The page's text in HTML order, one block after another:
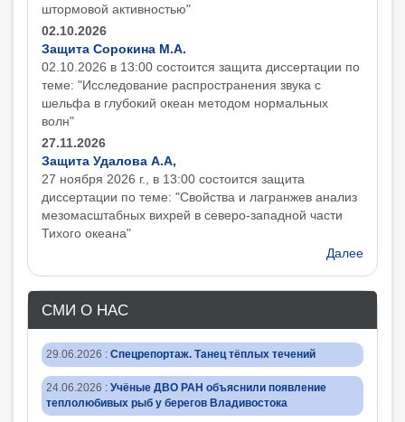
штормовой активностью"
02.10.2026
Защита Сорокина М.А.
02.10.2026 в 13:00 состоится защита диcсертации по
теме: "Исследование распространения звука с
шельфа в глубокий океан методом нормальных
волн"
27.11.2026
Защита Удалова А.А,
27 ноября 2026 г., в 13:00 состоится защита
диcсертации по теме: "Свойства и лагранжев анализ
мезомасштабных вихрей в северо-западной части
Тихого океана"
Далее
СМИ О НАС
29.06.2026 : Спецрепортаж. Танец тёплых течений
24.06.2026 : Учёные ДВО РАН объяснили появление
теплолюбивых рыб у берегов Владивостока